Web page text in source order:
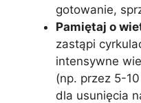
gotowanie,
Pamiętaj o
zastąpi
intensywne
(np. przez 5-
dla usunięcia